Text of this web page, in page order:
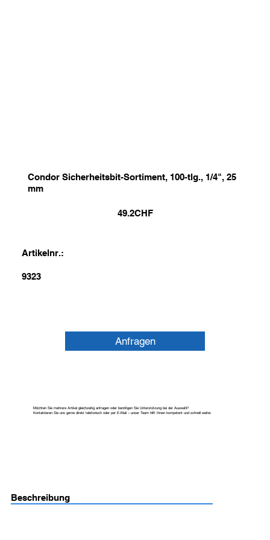
Condor Sicherheitsbit-Sortiment, 100-tlg., 1/4", 25
mm
49.2CHF
Artikelnr.:
9323
Anfragen
Möchten Sie mehrere Artikel gleichzeitig anfragen oder benötigen Sie Unterstützung bei der Auswahl?
Kontaktieren Sie uns gerne direkt telefonisch oder per E-Mail – unser Team hilft Ihnen kompetent und schnell weiter.
Beschreibung